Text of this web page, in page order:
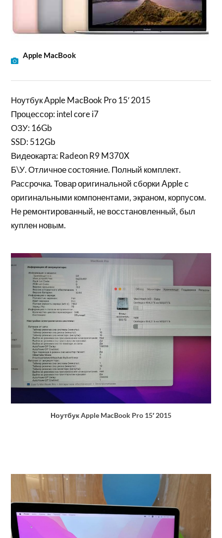
Apple MacBook
Ноутбук Apple MacBook Pro 15′ 2015
Процессор: intel core i7
ОЗУ: 16Gb
SSD: 512Gb
Видеокарта: Radeon R9 M370X
Б\У. Отличное состояние. Полный комплект.
Рассрочка. Товар оригинальной сборки Apple с
оригинальными компонентами, экраном, корпусом.
Не ремонтированный, не восстановленный, был
куплен новым.
Ноутбук Apple MacBook Pro 15′ 2015